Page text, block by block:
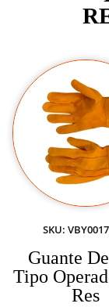
SKU:
Guante
Tipo
Res